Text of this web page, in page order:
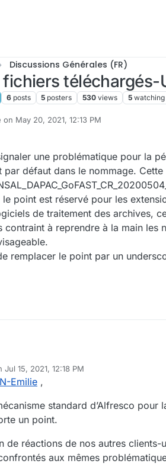
Discussions Générales (FR)
fichiers
6 posts 5 posters 530 views 5 watching
on May 20, 2021, 12:13 PM
by
une problématique pour la
par défaut dans le nommage.
point est réservé pour les
de traitement des archives,
contraint à reprendre à la main
remplacer le point par un
Jul 15, 2021, 12:18 PM
by
Emilie ,
standard d’Alfresco
un point.
de réactions de nos autres
aux mêmes